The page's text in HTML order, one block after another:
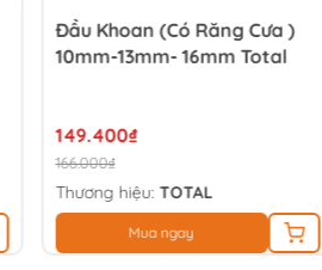
Đầu Khoan (có Răng Cưa )
10mm-13mm- 16mm Total
149.400₫
166.000₫
Thương hiệu: TOTAL
Mua ngay